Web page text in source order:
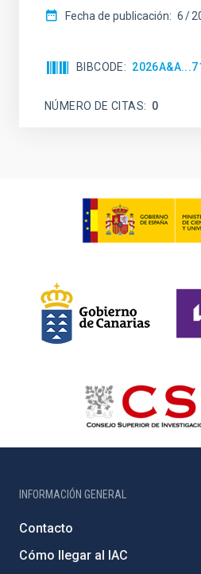
Fecha de publicación: 6
BIBCODE
NÚMERO DE CITAS 0
INFORMACIÓN GENERAL
Contacto
Cómo llegar al IAC